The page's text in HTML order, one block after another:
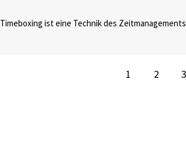
Timeboxing ist eine Technik des
1 2 3